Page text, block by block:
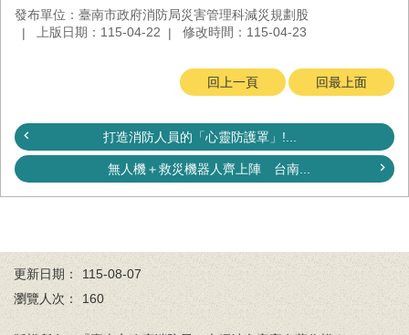
臺
防
局
News
臉
機
關
發布單位：臺南市政府消防局災害管理科減災規劃股
上版日期：115-04-22
修改時間：115-04-23
回上一頁 回最上面
打造消防人員的「心靈防護罩」!...
無人機＋救災機器人齊上陣 台南...
更新日期：
115-08-07
瀏覽人次：
160